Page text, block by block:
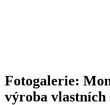
Fotogalerie:
výroba vlastních